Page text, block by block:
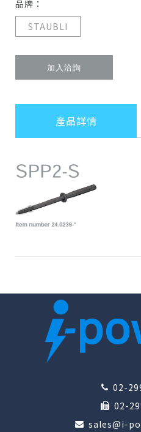
品牌：
STAUBLI
加入洽詢
產品詳情
02-
02-
sales@i-